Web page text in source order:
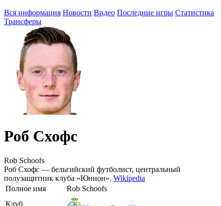
Вся информация Новости Видео Последние игры Статистика
Трансферы
Роб Схофс
Rob Schoofs
Роб Схофс — бельгийский футболист, центральный
полузащитник клуба «Юнион». Wikipedia
Полное имя
Rob Schoofs
Клуб